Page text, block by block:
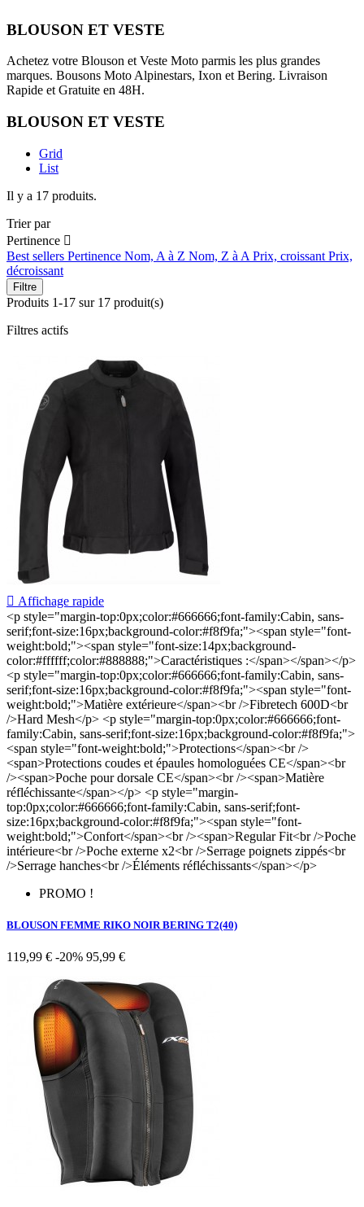
BLOUSON ET VESTE
Achetez votre Blouson et Veste Moto parmis les plus grandes
marques. Bousons Moto Alpinestars, Ixon et Bering. Livraison
Rapide et Gratuite en 48H.
BLOUSON ET VESTE
Grid
List
Il y a 17 produits.
Trier par
Pertinence 
Best sellers Pertinence Nom, A à Z Nom, Z à A Prix, croissant Prix,
décroissant
Filtre
Produits 1-17 sur 17 produit(s)
Filtres actifs
 Affichage rapide
<p style="margin-top:0px;color:#666666;font-family:Cabin, sans-
serif;font-size:16px;background-color:#f8f9fa;"><span style="font-
weight:bold;"><span style="font-size:14px;background-
color:#ffffff;color:#888888;">Caractéristiques :</span></span></p>
<p style="margin-top:0px;color:#666666;font-family:Cabin, sans-
serif;font-size:16px;background-color:#f8f9fa;"><span style="font-
weight:bold;">Matière extérieure</span><br />Fibretech 600D<br
/>Hard Mesh</p> <p style="margin-top:0px;color:#666666;font-
family:Cabin, sans-serif;font-size:16px;background-color:#f8f9fa;">
<span style="font-weight:bold;">Protections</span><br />
<span>Protections coudes et épaules homologuées CE</span><br
/><span>Poche pour dorsale CE</span><br /><span>Matière
réfléchissante</span></p> <p style="margin-
top:0px;color:#666666;font-family:Cabin, sans-serif;font-
size:16px;background-color:#f8f9fa;"><span style="font-
weight:bold;">Confort</span><br /><span>Regular Fit<br />Poche
intérieure<br />Poche externe x2<br />Serrage poignets zippés<br
/>Serrage hanches<br />Éléments réfléchissants</span></p>
PROMO !
BLOUSON FEMME RIKO NOIR BERING T2(40)
119,99 € -20% 95,99 €